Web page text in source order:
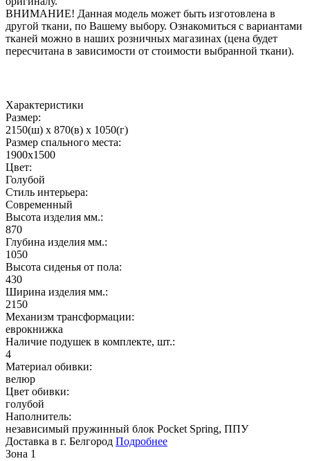
ВНИМАНИЕ! Данная модель может быть изготовлена в
другой ткани, по Вашему выбору. Ознакомиться с вариантами
тканей можно в наших розничных магазинах (цена будет
пересчитана в зависимости от стоимости выбранной ткани).
Характеристики
Размер:
2150(ш) x 870(в) x 1050(г)
Размер спального места:
1900х1500
Цвет:
Голубой
Стиль интерьера:
Современный
Высота изделия мм.:
870
Глубина изделия мм.:
1050
Высота сиденья от пола:
430
Ширина изделия мм.:
2150
Механизм трансформации:
еврокнижка
Наличие подушек в комплекте, шт.:
4
Материал обивки:
велюр
Цвет обивки:
голубой
Наполнитель:
независимый пружинный блок Pocket Spring, ППУ
Доставка в г. Белгород Подробнее
Зона 1